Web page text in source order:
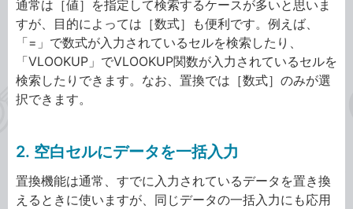
通常は［値］を指定して検索するケースが多いと思いま
すが、目的によっては［数式］も便利です。例えば、
「=」で数式が入力されているセルを検索したり、
「VLOOKUP」でVLOOKUP関数が入力されているセルを
検索したりできます。なお、置換では［数式］のみが選
択できます。
2. 空白セルにデータを一括入力
置換機能は通常、すでに入力されているデータを置き換
えるときに使いますが、同じデータの一括入力にも応用